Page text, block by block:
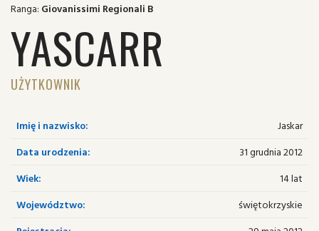
Ranga: Giovanissimi Regionali B
YASCARR
UŻYTKOWNIK
Imię i nazwisko:
Jaskar
Data urodzenia:
31 grudnia 2012
Wiek:
14 lat
Województwo:
świętokrzyskie